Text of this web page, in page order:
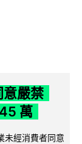
意嚴禁
萬
未經消費者同意